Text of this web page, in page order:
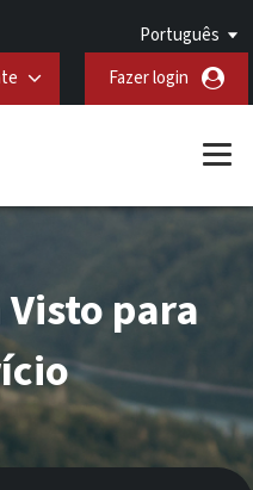
Português
Fazer login
para